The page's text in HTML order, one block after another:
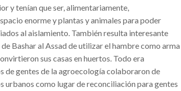
y tenían que ser, alimentariamente,
enorme y plantas y animales para poder
al aislamiento. También resulta interesante
Bashar al Assad de utilizar el hambre como arma
sus casas en huertos. Todo era
de gentes de la agroecología colaboraron de
urbanos como lugar de reconciliación para gentes